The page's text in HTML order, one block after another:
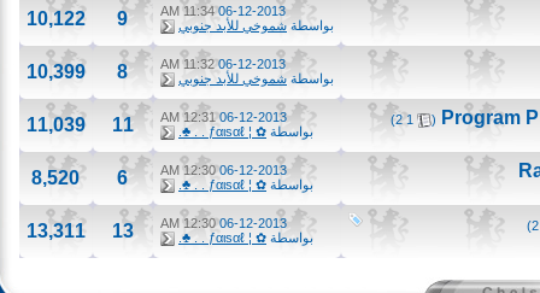
06-12-2013
11:34 AM
بواسطةشموخي للأبد جنوبي 9
10,122
06-12-2013
11:32 AM
بواسطةشموخي للأبد جنوبي 8
10,399
‏
(
1
2
)
06-12-2013
12:31 AM
بواسطة✿ ¦ ƒαιѕαℓ . . ♣.
11
11,039
06-12-2013
12:30 AM
بواسطة✿ ¦ ƒαιѕαℓ . . ♣.
6
8,520
06-12-2013
12:30 AM
بواسطة✿ ¦ ƒαιѕαℓ . . ♣.
13
13,311